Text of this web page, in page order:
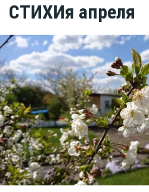
СТИХИя апреля